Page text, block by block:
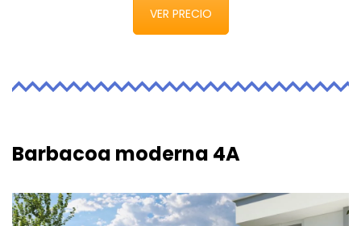
VER PRECIO
Barbacoa moderna 4A